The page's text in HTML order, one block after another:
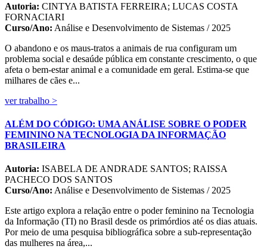
Autoria: CINTYA BATISTA FERREIRA; LUCAS COSTA
FORNACIARI
Curso/Ano: Análise e Desenvolvimento de Sistemas / 2025
O abandono e os maus-tratos a animais de rua configuram um
problema social e desaúde pública em constante crescimento, o que
afeta o bem-estar animal e a comunidade em geral. Estima-se que
milhares de cães e...
ver trabalho >
ALÉM DO CÓDIGO: UMA ANÁLISE SOBRE O PODER
FEMININO NA TECNOLOGIA DA INFORMAÇÃO
BRASILEIRA
Autoria: ISABELA DE ANDRADE SANTOS; RAISSA
PACHECO DOS SANTOS
Curso/Ano: Análise e Desenvolvimento de Sistemas / 2025
Este artigo explora a relação entre o poder feminino na Tecnologia
da Informação (TI) no Brasil desde os primórdios até os dias atuais.
Por meio de uma pesquisa bibliográfica sobre a sub-representação
das mulheres na área,...